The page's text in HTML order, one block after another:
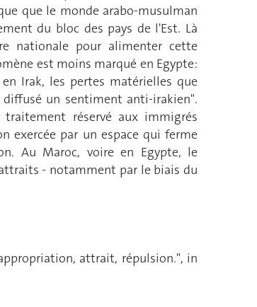
que le monde arabo-musulman
du bloc des pays de l'Est. Là
nationale pour alimenter cette
est moins marqué en Egypte:
Irak, les pertes matérielles que
un sentiment anti-irakien".
réservé aux immigrés
exercée par un espace qui ferme
Au Maroc, voire en Egypte, le
- notamment par le biais du
attrait, répulsion.", in